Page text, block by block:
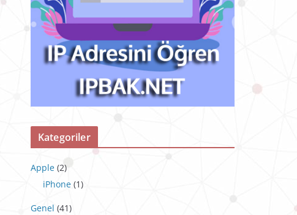
Kategoriler
Apple (2)
iPhone (1)
Genel (41)